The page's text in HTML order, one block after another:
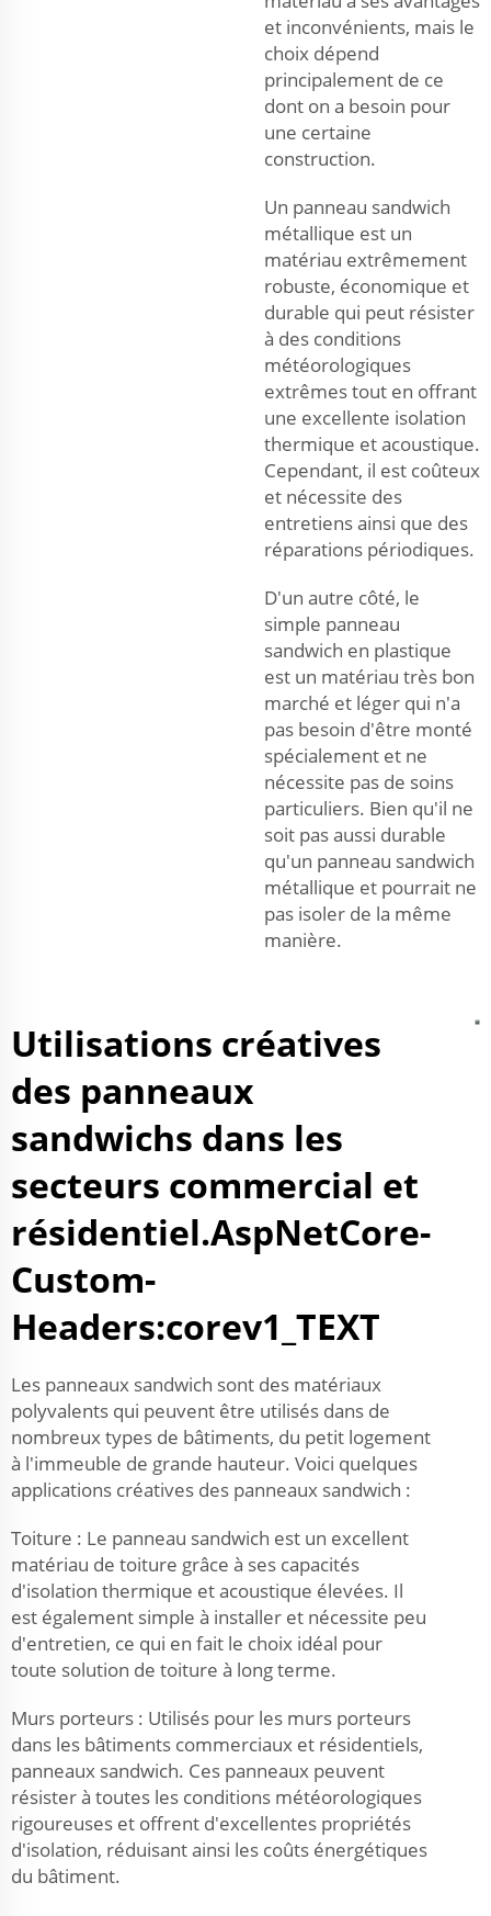
et inconvénients, mais le
choix dépend
principalement de ce
dont on a besoin pour
une certaine
construction.
Un panneau sandwich
métallique est un
matériau extrêmement
robuste, économique et
durable qui peut résister
à des conditions
météorologiques
extrêmes tout en offrant
une excellente isolation
thermique et acoustique.
Cependant, il est coûteux
et nécessite des
entretiens ainsi que des
réparations périodiques.
D'un autre côté, le
simple panneau
sandwich en plastique
est un matériau très bon
marché et léger qui n'a
pas besoin d'être monté
spécialement et ne
nécessite pas de soins
particuliers. Bien qu'il ne
soit pas aussi durable
qu'un panneau sandwich
métallique et pourrait ne
pas isoler de la même
manière.
Utilisations créatives
des panneaux
sandwichs dans les
secteurs commercial et
résidentiel.AspNetCore-
Custom-
Headers:corev1_TEXT
Les panneaux sandwich sont des matériaux
polyvalents qui peuvent être utilisés dans de
nombreux types de bâtiments, du petit logement
à l'immeuble de grande hauteur. Voici quelques
applications créatives des panneaux sandwich :
Toiture : Le panneau sandwich est un excellent
matériau de toiture grâce à ses capacités
d'isolation thermique et acoustique élevées. Il
est également simple à installer et nécessite peu
d'entretien, ce qui en fait le choix idéal pour
toute solution de toiture à long terme.
Murs porteurs : Utilisés pour les murs porteurs
dans les bâtiments commerciaux et résidentiels,
panneaux sandwich. Ces panneaux peuvent
résister à toutes les conditions météorologiques
rigoureuses et offrent d'excellentes propriétés
d'isolation, réduisant ainsi les coûts énergétiques
du bâtiment.